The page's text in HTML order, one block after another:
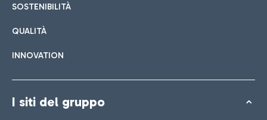
SOSTENIBILITÀ
QUALITÀ
INNOVATION
I siti del gruppo